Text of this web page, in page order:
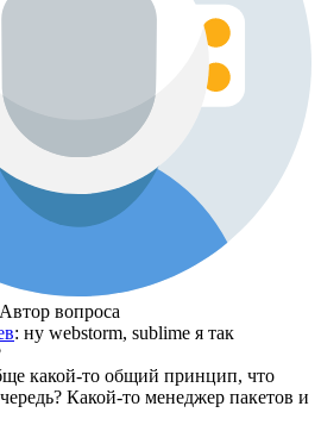
Автор вопроса
: ну webstorm, sublime я так
какой-то общий принцип, что
Какой-то менеджер пакетов и